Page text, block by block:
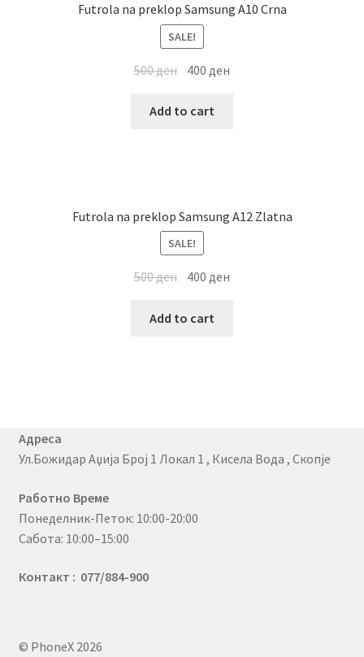
Futrola na preklop Samsung A10 Crna
SALE!
500ден 400 ден
Add to cart
Futrola na preklop Samsung A12 Zlatna
SALE!
500ден 400 ден
Add to cart
Адреса
Ул.Божидар Аџија Број 1 Локал 1 , Кисела Вода , Скопје
Работно Време
Понеделник-Петок: 10:00-20:00
Сабота: 10:00–15:00
Контакт : 077/884-900
© PhoneX 2026